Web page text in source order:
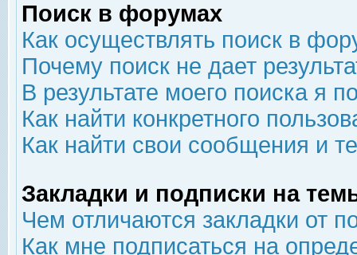
Поиск в форумах
Как осуществлять поиск в
Почему поиск не дает
В результате моего поиска я
Как найти конкретного
Как найти свои сообщения и
Закладки и подписки на
Чем отличаются закладки от
Как мне подписаться на